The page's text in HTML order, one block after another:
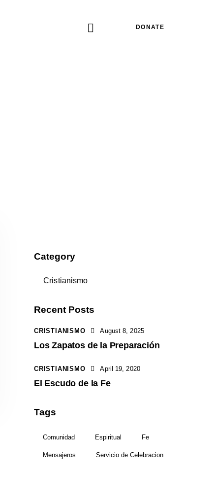
DONATE
Category
Cristianismo
Recent Posts
CRISTIANISMO August 8, 2025
Los Zapatos de la Preparación
CRISTIANISMO April 19, 2020
El Escudo de la Fe
Tags
Comunidad Espiritual Fe
Mensajeros Servicio de Celebracion